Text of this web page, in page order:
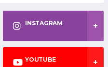
INSTAGRAM
YOUTUBE